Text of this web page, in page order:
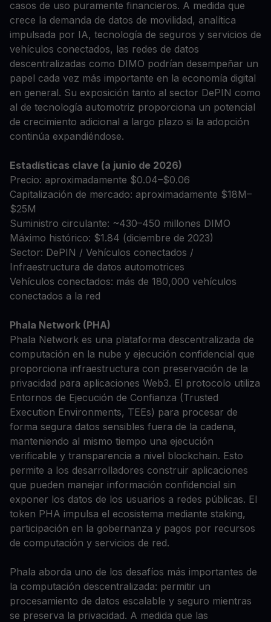
casos de uso puramente financieros. A medida que
crece la demanda de datos de movilidad, analítica
impulsada por IA, tecnología de seguros y servicios de
vehículos conectados, las redes de datos
descentralizadas como DIMO podrían desempeñar un
papel cada vez más importante en la economía digital
en general. Su exposición tanto al sector DePIN como
al de tecnología automotriz proporciona un potencial
de crecimiento adicional a largo plazo si la adopción
continúa expandiéndose.
Estadísticas clave (a junio de 2026)
Precio: aproximadamente $0.04–$0.06
Capitalización de mercado: aproximadamente $18M–
$25M
Suministro circulante: ~430–450 millones DIMO
Máximo histórico: $1.84 (diciembre de 2023)
Sector: DePIN / Vehículos conectados /
Infraestructura de datos automotrices
Vehículos conectados: más de 180,000 vehículos
conectados a la red
Phala Network (PHA)
Phala Network es una plataforma descentralizada de
computación en la nube y ejecución confidencial que
proporciona infraestructura con preservación de la
privacidad para aplicaciones Web3. El protocolo utiliza
Entornos de Ejecución de Confianza (Trusted
Execution Environments, TEEs) para procesar de
forma segura datos sensibles fuera de la cadena,
manteniendo al mismo tiempo una ejecución
verificable y transparencia a nivel blockchain. Esto
permite a los desarrolladores construir aplicaciones
que pueden manejar información confidencial sin
exponer los datos de los usuarios a redes públicas. El
token PHA impulsa el ecosistema mediante staking,
participación en la gobernanza y pagos por recursos
de computación y servicios de red.
Phala aborda uno de los desafíos más importantes de
la computación descentralizada: permitir un
procesamiento de datos escalable y seguro mientras
se preserva la privacidad. A medida que las